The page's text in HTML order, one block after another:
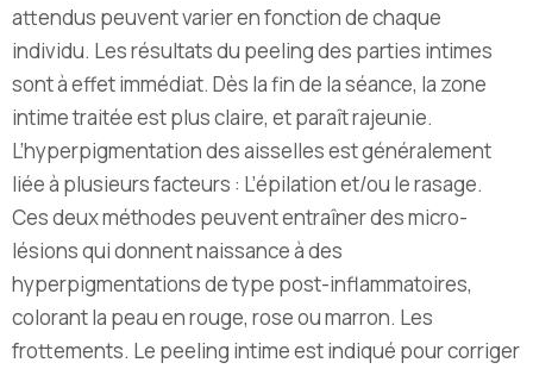
attendus peuvent varier en fonction de chaque
individu. Les résultats du peeling des parties intimes
sont à effet immédiat. Dès la fin de la séance, la zone
intime traitée est plus claire, et paraît rajeunie.
L’hyperpigmentation des aisselles est généralement
liée à plusieurs facteurs : L’épilation et/ou le rasage.
Ces deux méthodes peuvent entraîner des micro-
lésions qui donnent naissance à des
hyperpigmentations de type post-inflammatoires,
colorant la peau en rouge, rose ou marron. Les
frottements. Le peeling intime est indiqué pour corriger